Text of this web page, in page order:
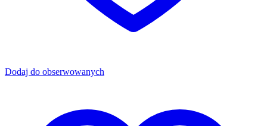
Dodaj do obserwowanych